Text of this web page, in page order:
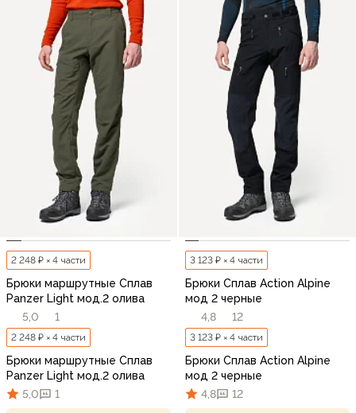
2 248 ₽ × 4 части
Брюки маршрутные Сплав
Panzer Light мод.2 олива
5,0
1
2 248 ₽ × 4 части
Брюки маршрутные Сплав
Panzer Light мод.2 олива
5,0
1
3 123 ₽ × 4 части
Брюки Сплав Action Alpine
мод 2 черные
4,8
12
3 123 ₽ × 4 части
Брюки Сплав Action Alpine
мод 2 черные
4,8
12